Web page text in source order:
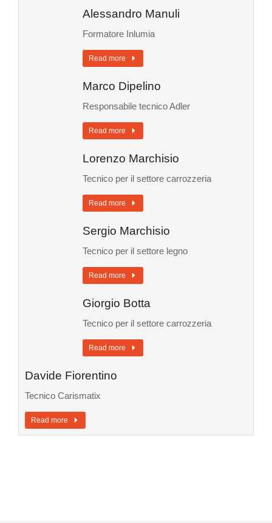
Alessandro Manuli
Formatore Inlumia
Read more
Marco Dipelino
Responsabile tecnico Adler
Read more
Lorenzo Marchisio
Tecnico per il settore carrozzeria
Read more
Sergio Marchisio
Tecnico per il settore legno
Read more
Giorgio Botta
Tecnico per il settore carrozzeria
Read more
Davide Fiorentino
Tecnico Carismatix
Read more